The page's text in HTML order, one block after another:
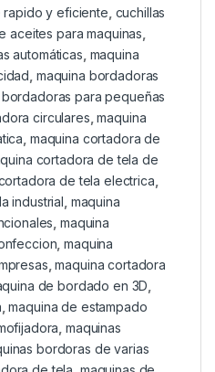
rapido y eficiente cuchillas
aceites para maquinas
automáticas maquina
maquina bordadoras
bordadoras para pequeñas
circulares ,maquina
maquina cortadora de
cortadora de tela de
de tela electrica
industrial maquina
maquina
,maquina
,maquina cortadora
de bordado en 3D
,maquina de estampado
maquinas
bordoras de varias